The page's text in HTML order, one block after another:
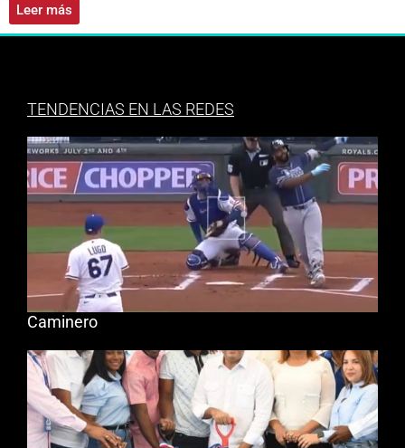
Leer más
TENDENCIAS EN LAS REDES
Caminero